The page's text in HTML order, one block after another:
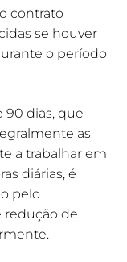
contrato
se houver
o período
90 dias, que
as
a trabalhar em
diárias, é
pelo
de